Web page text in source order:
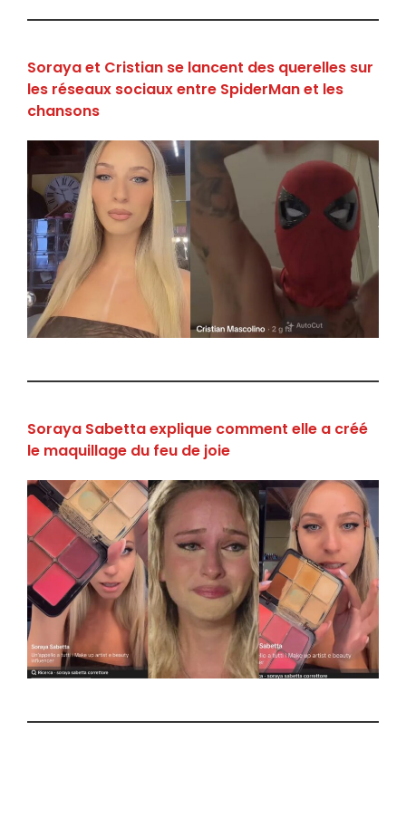
Soraya et Cristian se lancent des querelles sur
les réseaux sociaux entre SpiderMan et les
chansons
Soraya Sabetta explique comment elle a créé
le maquillage du feu de joie